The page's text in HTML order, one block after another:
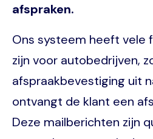
afspraken.
Ons systeem heeft vele
zijn voor autobedrijven,
afspraakbevestiging uit
ontvangt de klant een
Deze mailberichten zijn